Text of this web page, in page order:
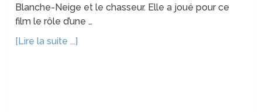
Blanche-Neige et le chasseur. Elle a joué pour ce
film le rôle d’une …
[Lire la suite ...]